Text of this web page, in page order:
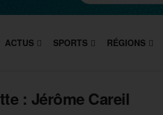
ACTUS SPORTS RÉGIONS
: Jérôme Careil